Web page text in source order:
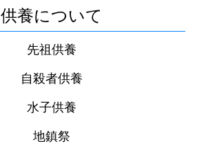
供養について
先祖供養
自殺者供養
水子供養
地鎮祭